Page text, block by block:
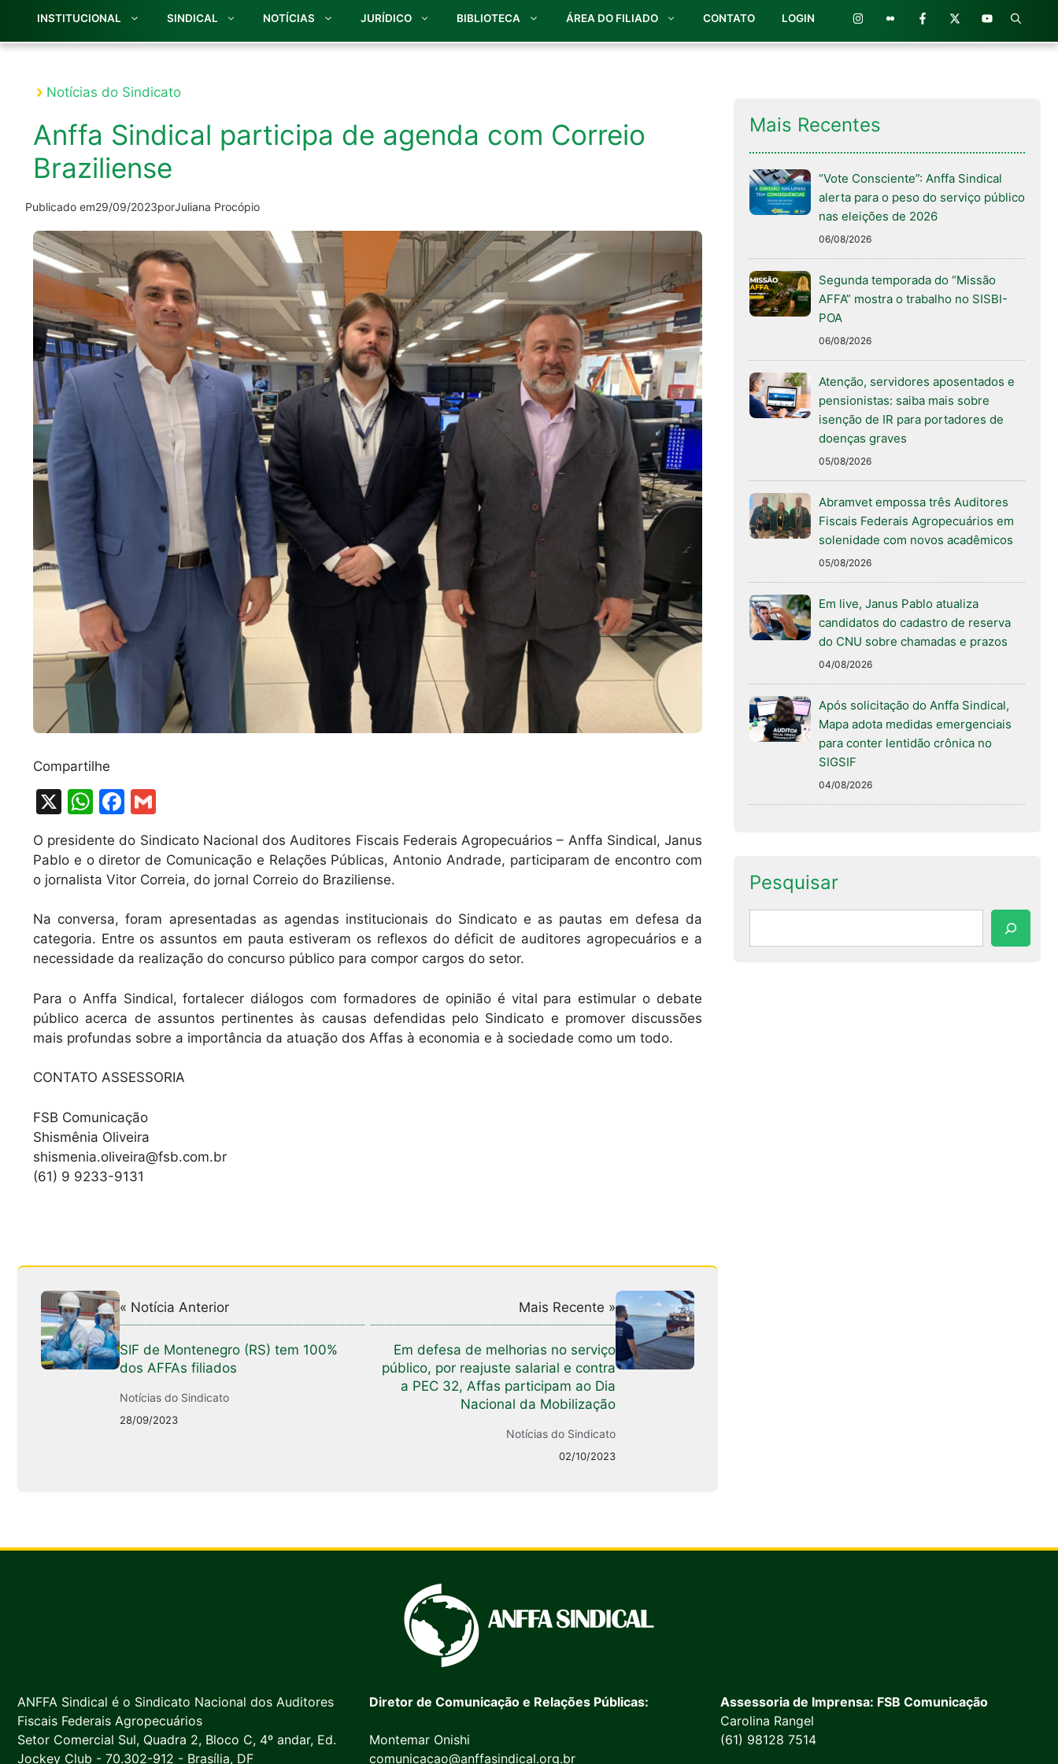
INSTITUCIONAL SINDICAL NOTÍCIAS JURÍDICO BIBLIOTECA ÁREA DO FILIADO CONTATO LOGIN
Notícias do Sindicato
Anffa Sindical participa de agenda com Correio
Braziliense
Publicado em29/09/2023porJuliana Procópio
Compartilhe
X
W
at
s
p
p
F
a
c
e
o
o
m
ai
l
O presidente do Sindicato Nacional dos Auditores Fiscais Federais Agropecuários – Anffa Sindical, Janus
Pablo e o diretor de Comunicação e Relações Públicas, Antonio Andrade, participaram de encontro com
o jornalista Vitor Correia, do jornal Correio do Braziliense.
Na conversa, foram apresentadas as agendas institucionais do Sindicato e as pautas em defesa da
categoria. Entre os assuntos em pauta estiveram os reflexos do déficit de auditores agropecuários e a
necessidade da realização do concurso público para compor cargos do setor.
Para o Anffa Sindical, fortalecer diálogos com formadores de opinião é vital para estimular o debate
público acerca de assuntos pertinentes às causas defendidas pelo Sindicato e promover discussões
mais profundas sobre a importância da atuação dos Affas à economia e à sociedade como um todo.
CONTATO ASSESSORIA
FSB Comunicação
Shismênia Oliveira
shismenia.oliveira@fsb.com.br
(61) 9 9233-9131
« Notícia Anterior
SIF de Montenegro (RS) tem 100%
dos AFFAs filiados
Notícias do Sindicato
28/09/2023
Mais Recente »
Em defesa de melhorias no serviço
público, por reajuste salarial e contra
a PEC 32, Affas participam ao Dia
Nacional da Mobilização
Notícias do Sindicato
02/10/2023
Mais Recentes
“Vote Consciente”: Anffa Sindical
alerta para o peso do serviço público
nas eleições de 2026
06/08/2026
Segunda temporada do “Missão
AFFA” mostra o trabalho no SISBI-
POA
06/08/2026
Atenção, servidores aposentados e
pensionistas: saiba mais sobre
isenção de IR para portadores de
doenças graves
05/08/2026
Abramvet empossa três Auditores
Fiscais Federais Agropecuários em
solenidade com novos acadêmicos
05/08/2026
Em live, Janus Pablo atualiza
candidatos do cadastro de reserva
do CNU sobre chamadas e prazos
04/08/2026
Após solicitação do Anffa Sindical,
Mapa adota medidas emergenciais
para conter lentidão crônica no
SIGSIF
04/08/2026
Pesquisar
ANFFA Sindical é o Sindicato Nacional dos Auditores
Fiscais Federais Agropecuários
Setor Comercial Sul, Quadra 2, Bloco C, 4º andar, Ed.
Jockey Club - 70.302-912 - Brasília, DF
Diretor de Comunicação e Relações Públicas:
Montemar Onishi
comunicacao@anffasindical.org.br
Assessoria de Imprensa: FSB Comunicação
Carolina Rangel
(61) 98128 7514